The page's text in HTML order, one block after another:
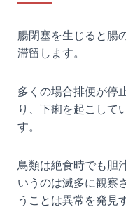
腸閉塞を生じると腸
滞留します。
多くの場合排便が停
り、下痢を起こして
す。
鳥類は絶食時でも胆
いうのは滅多に観察
うことは異常を発見